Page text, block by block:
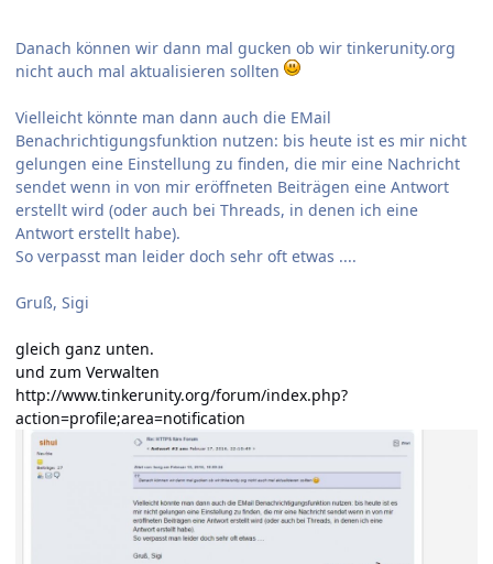
Danach können wir dann mal gucken ob wir tinkerunity.org
nicht auch mal aktualisieren sollten
Vielleicht könnte man dann auch die EMail
Benachrichtigungsfunktion nutzen: bis heute ist es mir nicht
gelungen eine Einstellung zu finden, die mir eine Nachricht
sendet wenn in von mir eröffneten Beiträgen eine Antwort
erstellt wird (oder auch bei Threads, in denen ich eine
Antwort erstellt habe).
So verpasst man leider doch sehr oft etwas ....
Gruß, Sigi
gleich ganz unten.
und zum Verwalten
http://www.tinkerunity.org/forum/index.php?
action=profile;area=notification